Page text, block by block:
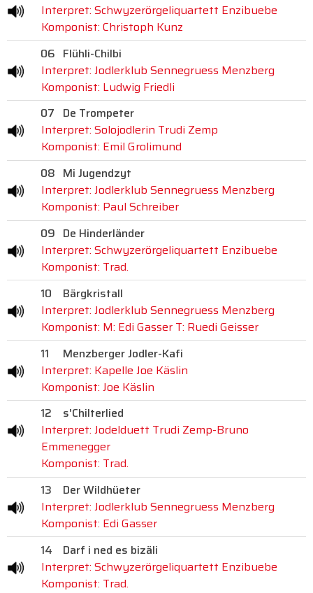
Interpret: Schwyzerörgeliquartett Enzibuebe
Komponist: Christoph Kunz
06 Flühli-Chilbi
Interpret: Jodlerklub Sennegruess Menzberg
Komponist: Ludwig Friedli
07 De Trompeter
Interpret: Solojodlerin Trudi Zemp
Komponist: Emil Grolimund
08 Mi Jugendzyt
Interpret: Jodlerklub Sennegruess Menzberg
Komponist: Paul Schreiber
09 De Hinderländer
Interpret: Schwyzerörgeliquartett Enzibuebe
Komponist: Trad.
10
Bärgkristall
Interpret: Jodlerklub Sennegruess Menzberg
Komponist: M: Edi Gasser T: Ruedi Geisser
11
Menzberger Jodler-Kafi
Interpret: Kapelle Joe Käslin
Komponist: Joe Käslin
12
s'Chilterlied
Interpret: Jodelduett Trudi Zemp-Bruno
Emmenegger
Komponist: Trad.
13
Der Wildhüeter
Interpret: Jodlerklub Sennegruess Menzberg
Komponist: Edi Gasser
14
Darf i ned es bizäli
Interpret: Schwyzerörgeliquartett Enzibuebe
Komponist: Trad.